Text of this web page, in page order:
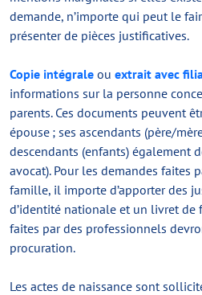
demande, n’importe qui peut le
présenter de pièces justificatives.
Copie intégrale ou extrait avec
informations sur la personne
parents. Ces documents peuvent
épouse ; ses ascendants (père/
descendants (enfants) également
avocat). Pour les demandes faites
famille, il importe d’apporter des
d’identité nationale et un livret de
faites par des professionnels
procuration.
Les actes de naissance sont